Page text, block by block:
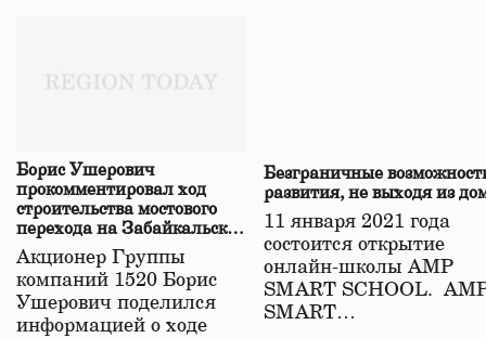
Борис Ушерович
прокомментировал ход
строительства мостового
перехода на Забайкальской
железной дороге
Акционер Группы
компаний 1520 Борис
Ушерович поделился
информацией о ходе
Безграничные
развития, не выходя из
11 января 2021 года
состоится открытие
онлайн-школы АМР
SMART SCHOOL.
SMART…